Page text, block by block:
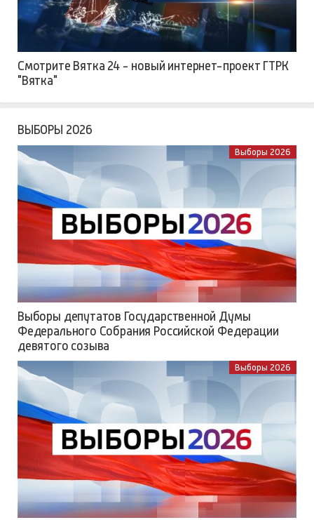
Смотрите Вятка 24 - новый интернет-проект ГТРК
"Вятка"
ВЫБОРЫ 2026
Выборы 2026
Выборы депутатов Государственной Думы
Федерального Собрания Российской Федерации
девятого созыва
Выборы 2026